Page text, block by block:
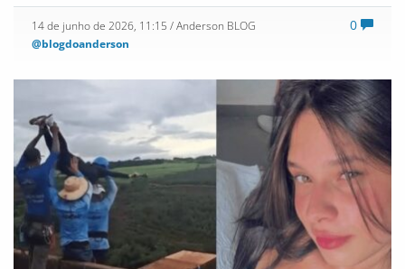
0
14 de junho de 2026, 11:15 / Anderson BLOG
@blogdoanderson